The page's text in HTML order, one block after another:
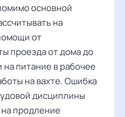
основной
на
от
проезда от дома до
питание в рабочее
на вахте. Ошибка
дисциплины
продление